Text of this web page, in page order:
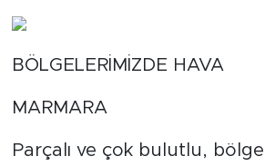
BÖLGELERİMİZDE HAVA
MARMARA
Parçalı ve çok bulutlu,